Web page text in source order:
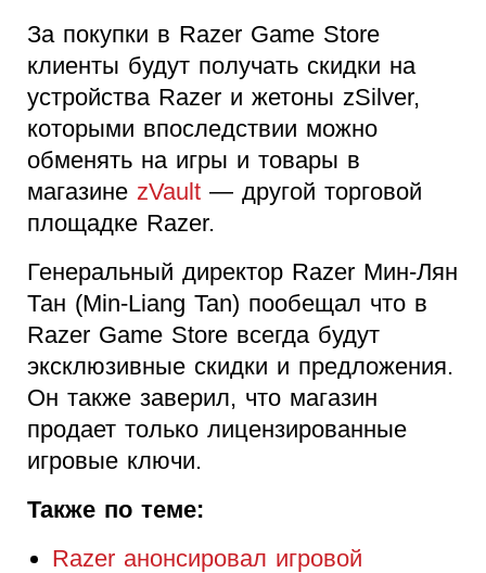
За покупки в Razer Game Store
клиенты будут получать скидки на
устройства Razer и жетоны zSilver,
которыми впоследствии можно
обменять на игры и товары в
магазине zVault — другой торговой
площадке Razer.
Генеральный директор Razer Мин-Лян
Тан (Min-Liang Tan) пообещал что в
Razer Game Store всегда будут
эксклюзивные скидки и предложения.
Он также заверил, что магазин
продает только лицензированные
игровые ключи.
Также по теме:
Razer анонсировал игровой